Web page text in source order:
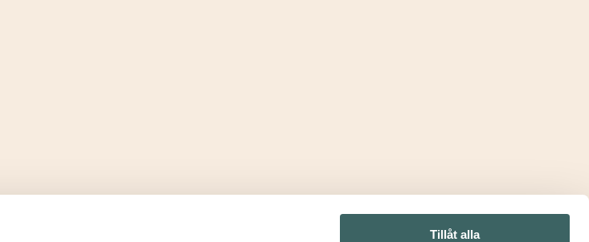
Tillåt alla
avregistrera dig, ifall du nu skulle ångra dig.